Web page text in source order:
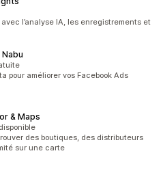
l’analyse IA, les enregistrements et
pour améliorer vos Facebook Ads
& Maps
des boutiques, des distributeurs
sur une carte